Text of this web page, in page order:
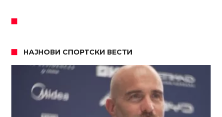
НАЈНОВИ СПОРТСКИ ВЕСТИ